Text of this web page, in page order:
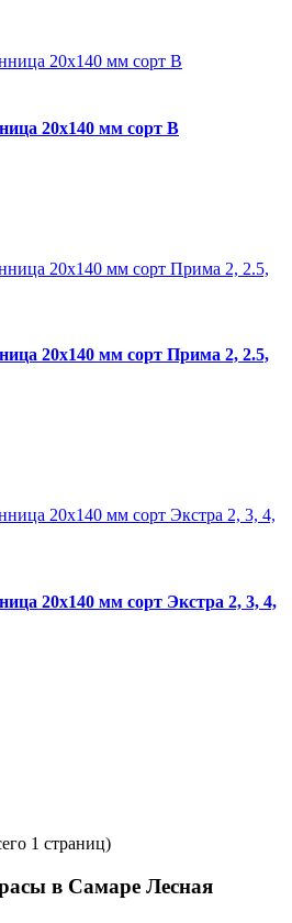
20х140 мм сорт В
20х140 мм сорт Прима 2, 2.5,
20х140 мм сорт Экстра 2, 3, 4,
1 страниц)
в Самаре Лесная